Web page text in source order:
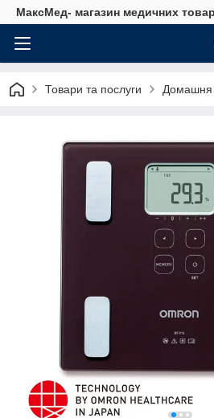
МаксМед- магазин медичних
Товари та послуги Домашня